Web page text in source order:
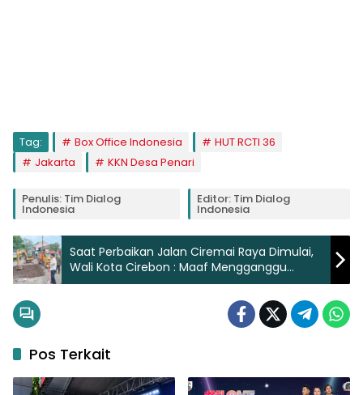
Tag: Box Office Indonesia
HUT RCTI 36
Jakarta
KKN Desa Penari
Penulis: Tim Dialog
Indonesia
Editor: Tim Dialog
Indonesia
Saat Perbaikan Jalan Ciremai Raya Dimulai,
Wali Kota Cirebon : Maaf Mengganggu
Aktivitas
Pos Terkait